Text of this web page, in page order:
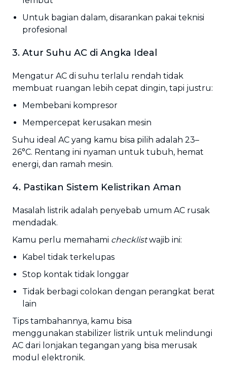
Untuk bagian dalam, disarankan pakai teknisi
profesional
3. Atur Suhu AC di Angka Ideal
Mengatur AC di suhu terlalu rendah tidak
membuat ruangan lebih cepat dingin, tapi justru:
Membebani kompresor
Mempercepat kerusakan mesin
Suhu ideal AC yang kamu bisa pilih adalah 23–
26°C. Rentang ini nyaman untuk tubuh, hemat
energi, dan ramah mesin.
4. Pastikan Sistem Kelistrikan Aman
Masalah listrik adalah penyebab umum AC rusak
mendadak.
Kamu perlu memahami checklistwajib ini:
Kabel tidak terkelupas
Stop kontak tidak longgar
Tidak berbagi colokan dengan perangkat berat
lain
Tips tambahannya, kamu bisa
menggunakan stabilizer listrik untuk melindungi
AC dari lonjakan tegangan yang bisa merusak
modul elektronik.